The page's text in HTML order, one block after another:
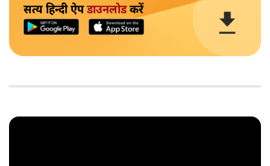
सत्य हिन्दी ऐपडाउनलोडकरें